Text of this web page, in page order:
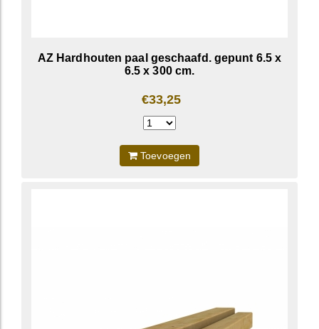
AZ Hardhouten paal geschaafd. gepunt 6.5 x
6.5 x 300 cm.
€33,25
Toevoegen